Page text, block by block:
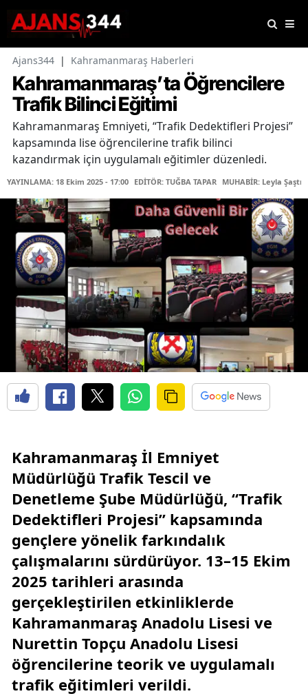
Ajans344 | Kahramanmaraş Haberleri
Kahramanmaraş’ta Öğrencilere
Trafik Bilinci Eğitimi
Kahramanmaraş Emniyeti, “Trafik Dedektifleri Projesi”
kapsamında lise öğrencilerine trafik bilinci
kazandırmak için uygulamalı eğitimler düzenledi.
YAYINLAMA: 18 Ekim 2025 - 17:00 EDİTÖR: TUĞBA TAPAR MUHABİR: Leyla Şaştı
Kahramanmaraş İl Emniyet
Müdürlüğü Trafik Tescil ve
Denetleme Şube Müdürlüğü, “Trafik
Dedektifleri Projesi” kapsamında
gençlere yönelik farkındalık
çalışmalarını sürdürüyor. 13–15 Ekim
2025 tarihleri arasında
gerçekleştirilen etkinliklerde
Kahramanmaraş Anadolu Lisesi ve
Nurettin Topçu Anadolu Lisesi
öğrencilerine teorik ve uygulamalı
trafik eğitimleri verildi.